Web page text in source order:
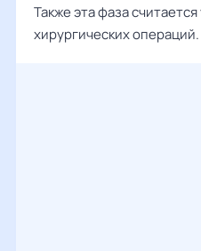
Также эта фаза
хирургических операций.